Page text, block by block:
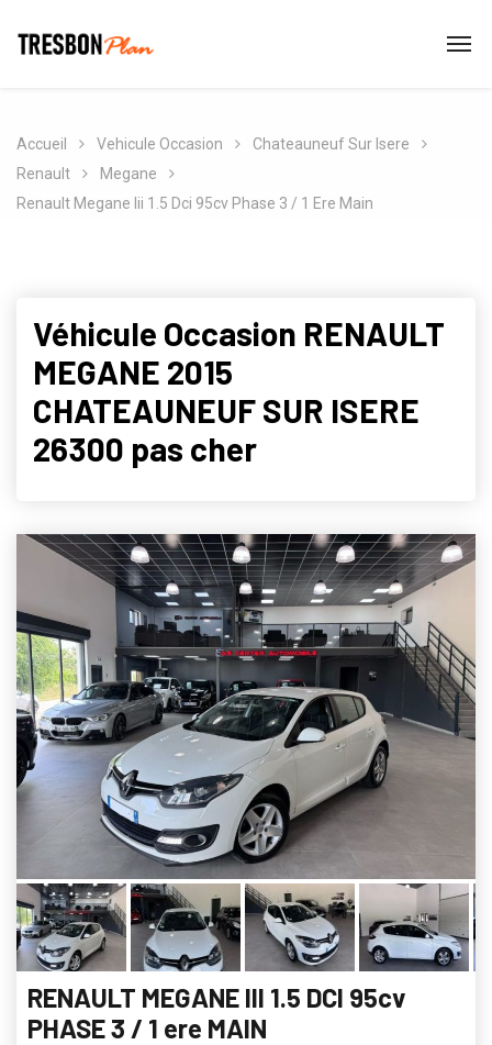
Accueil Vehicule Occasion
Chateauneuf Sur Isere
Renault
Megane
Renault Megane Iii 1.5 Dci 95cv Phase 3 / 1 Ere Main
Véhicule Occasion RENAULT
MEGANE 2015
CHATEAUNEUF SUR ISERE
26300 pas cher
RENAULT MEGANE III 1.5 DCI 95cv
PHASE 3 / 1 ere MAIN